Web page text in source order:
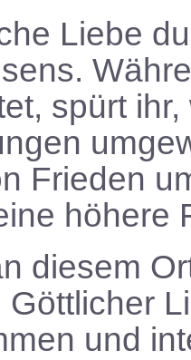
Liebe
spürt
Frieden
höhere
diesem
Göttlicher
und